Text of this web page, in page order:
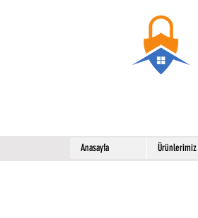
Anasayfa Ürünlerimiz